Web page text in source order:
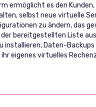
ermöglicht es den Kunden,
selbst neue virtuelle
zu ändern, das
bereitgestellten Liste
installieren, Daten-Backups
eigenes virtuelles